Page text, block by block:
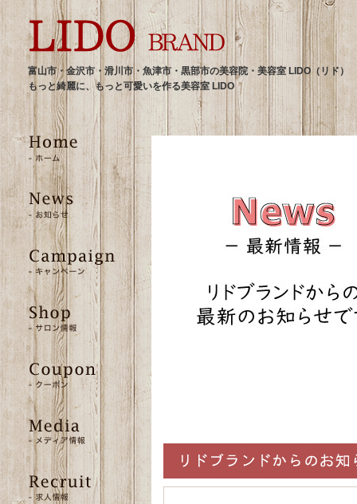
富山市・金沢市・滑川市・魚津市・黒部市の美容院・美容室 LIDO（リド）
もっと綺麗に、もっと可愛いを作る美容室 LIDO